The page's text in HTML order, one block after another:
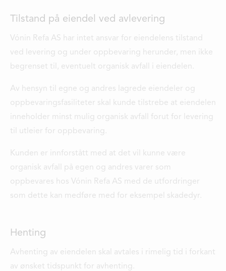
Tilstand på eiendel ved avlevering
Vónin Refa AS har intet ansvar for eiendelens tilstand
ved levering og under oppbevaring herunder, men ikke
begrenset til, eventuelt organisk avfall i eiendelen.
Av hensyn til egne og andres lagrede eiendeler og
oppbevaringsfasiliteter skal kunde tilstrebe at eiendelen
inneholder minst mulig organisk avfall forut for levering
til utleier for oppbevaring.
Kunden er innforstått med at det vil kunne være
organisk avfall på egen og andres varer som
oppbevares hos Vónin Refa AS med de utfordringer
som dette kan medføre med for eksempel skadedyr.
Henting
Avhenting av eiendelen skal avtales i rimelig tid i forkant
av ønsket tidspunkt for avhenting.